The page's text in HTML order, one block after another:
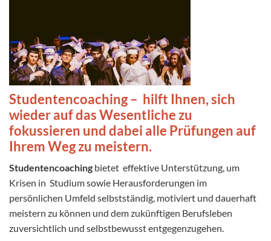
Studentencoaching – hilft Ihnen, sich
wieder auf das Wesentliche zu
fokussieren und dabei alle Prüfungen auf
Ihrem Weg zu meistern.
Studentencoaching bietet effektive Unterstützung, um
Krisen in Studium sowie Herausforderungen im
persönlichen Umfeld selbstständig, motiviert und dauerhaft
meistern zu können und dem zukünftigen Berufsleben
zuversichtlich und selbstbewusst entgegenzugehen.